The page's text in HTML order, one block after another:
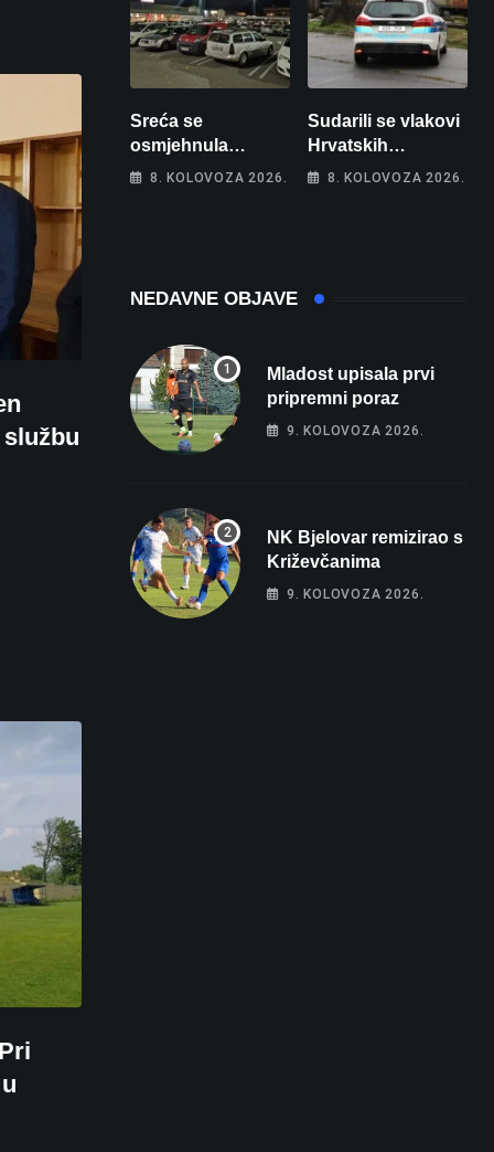
Sreća se
osmjehnula
Bjelovarčaninu:
8. KOLOVOZA 2026.
Sudarili se vlakovi
Hrvatskih
željeznica. Šestero
8. KOLOVOZA 2026.
NEDAVNE OBJAVE
Mladost upisala prvi
pripremni poraz
9. KOLOVOZA 2026.
NK Bjelovar remizirao s
Križevčanima
9. KOLOVOZA 2026.